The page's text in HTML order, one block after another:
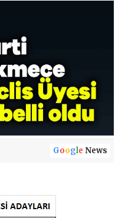
Google News